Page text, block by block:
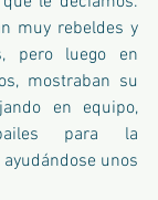
muy rebeldes y
pero luego en
mostraban su
en equipo,
para la
unos